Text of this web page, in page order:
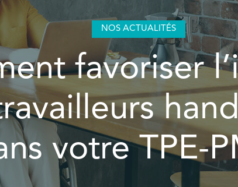
NOS ACTUALITÉS
favoriser
votre TPE-